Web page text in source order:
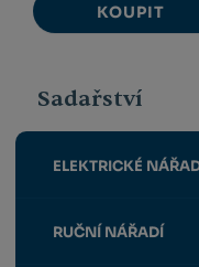
KOUPIT
Sadařství
ELEKTRICKÉ
RUČNÍ NÁŘADÍ